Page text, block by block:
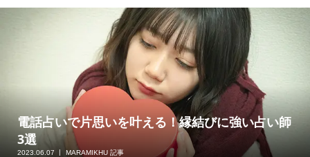
電話占いで片思いを叶える！縁結びに強い占い師
3選
2023.06.07 MARAMIKHU 記事